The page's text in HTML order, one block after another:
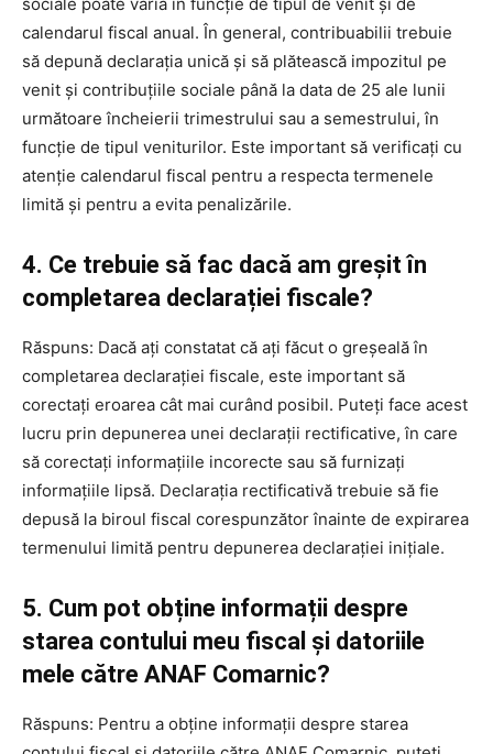
calendarul fiscal anual. În general, contribuabilii trebuie
să depună declarația unică și să plătească impozitul pe
venit și contribuțiile sociale până la data de 25 ale lunii
următoare încheierii trimestrului sau a semestrului, în
funcție de tipul veniturilor. Este important să verificați cu
atenție calendarul fiscal pentru a respecta termenele
limită și pentru a evita penalizările.
4. Ce trebuie să fac dacă am greșit în
completarea declarației fiscale?
Răspuns: Dacă ați constatat că ați făcut o greșeală în
completarea declarației fiscale, este important să
corectați eroarea cât mai curând posibil. Puteți face acest
lucru prin depunerea unei declarații rectificative, în care
să corectați informațiile incorecte sau să furnizați
informațiile lipsă. Declarația rectificativă trebuie să fie
depusă la biroul fiscal corespunzător înainte de expirarea
termenului limită pentru depunerea declarației inițiale.
5. Cum pot obține informații despre
starea contului meu fiscal și datoriile
mele către ANAF Comarnic?
Răspuns: Pentru a obține informații despre starea